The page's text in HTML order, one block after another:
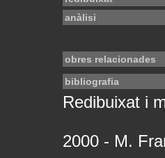
anàlisi
obres relacionades
bibliografia
Redibuixat i
2000 - M.